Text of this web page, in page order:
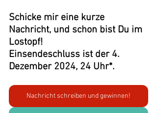
Schicke mir eine kurze
Nachricht, und schon bist Du im
Lostopf!
Einsendeschluss ist der 4.
Dezember 2024, 24 Uhr*.
Nachricht schreiben und gewinnen!